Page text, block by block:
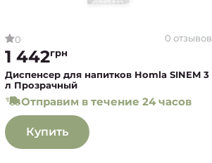
0 0 отзывов
1 442грн
Диспенсер для напитков Homla SINEM 3
л Прозрачный
Отправим в течение 24 часов
Купить